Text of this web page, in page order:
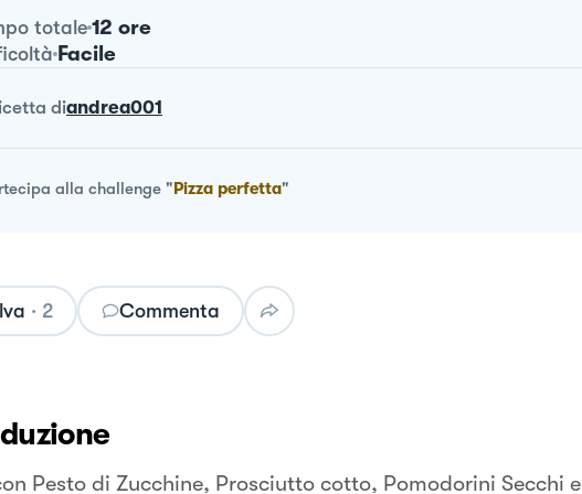
totale 12 ore
Facile
diandrea001
alla challenge"Pizza perfetta"
· 2 Commenta
Pesto di Zucchine, Prosciutto cotto, Pomodorini Secchi e